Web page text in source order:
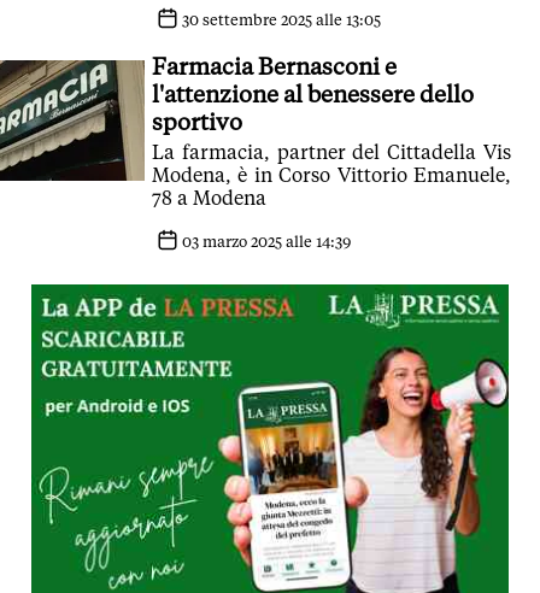
30 settembre 2025 alle 13:05
Farmacia Bernasconi e
l'attenzione al benessere dello
sportivo
La farmacia, partner del Cittadella Vis
Modena, è in Corso Vittorio Emanuele,
78 a Modena
03 marzo 2025 alle 14:39